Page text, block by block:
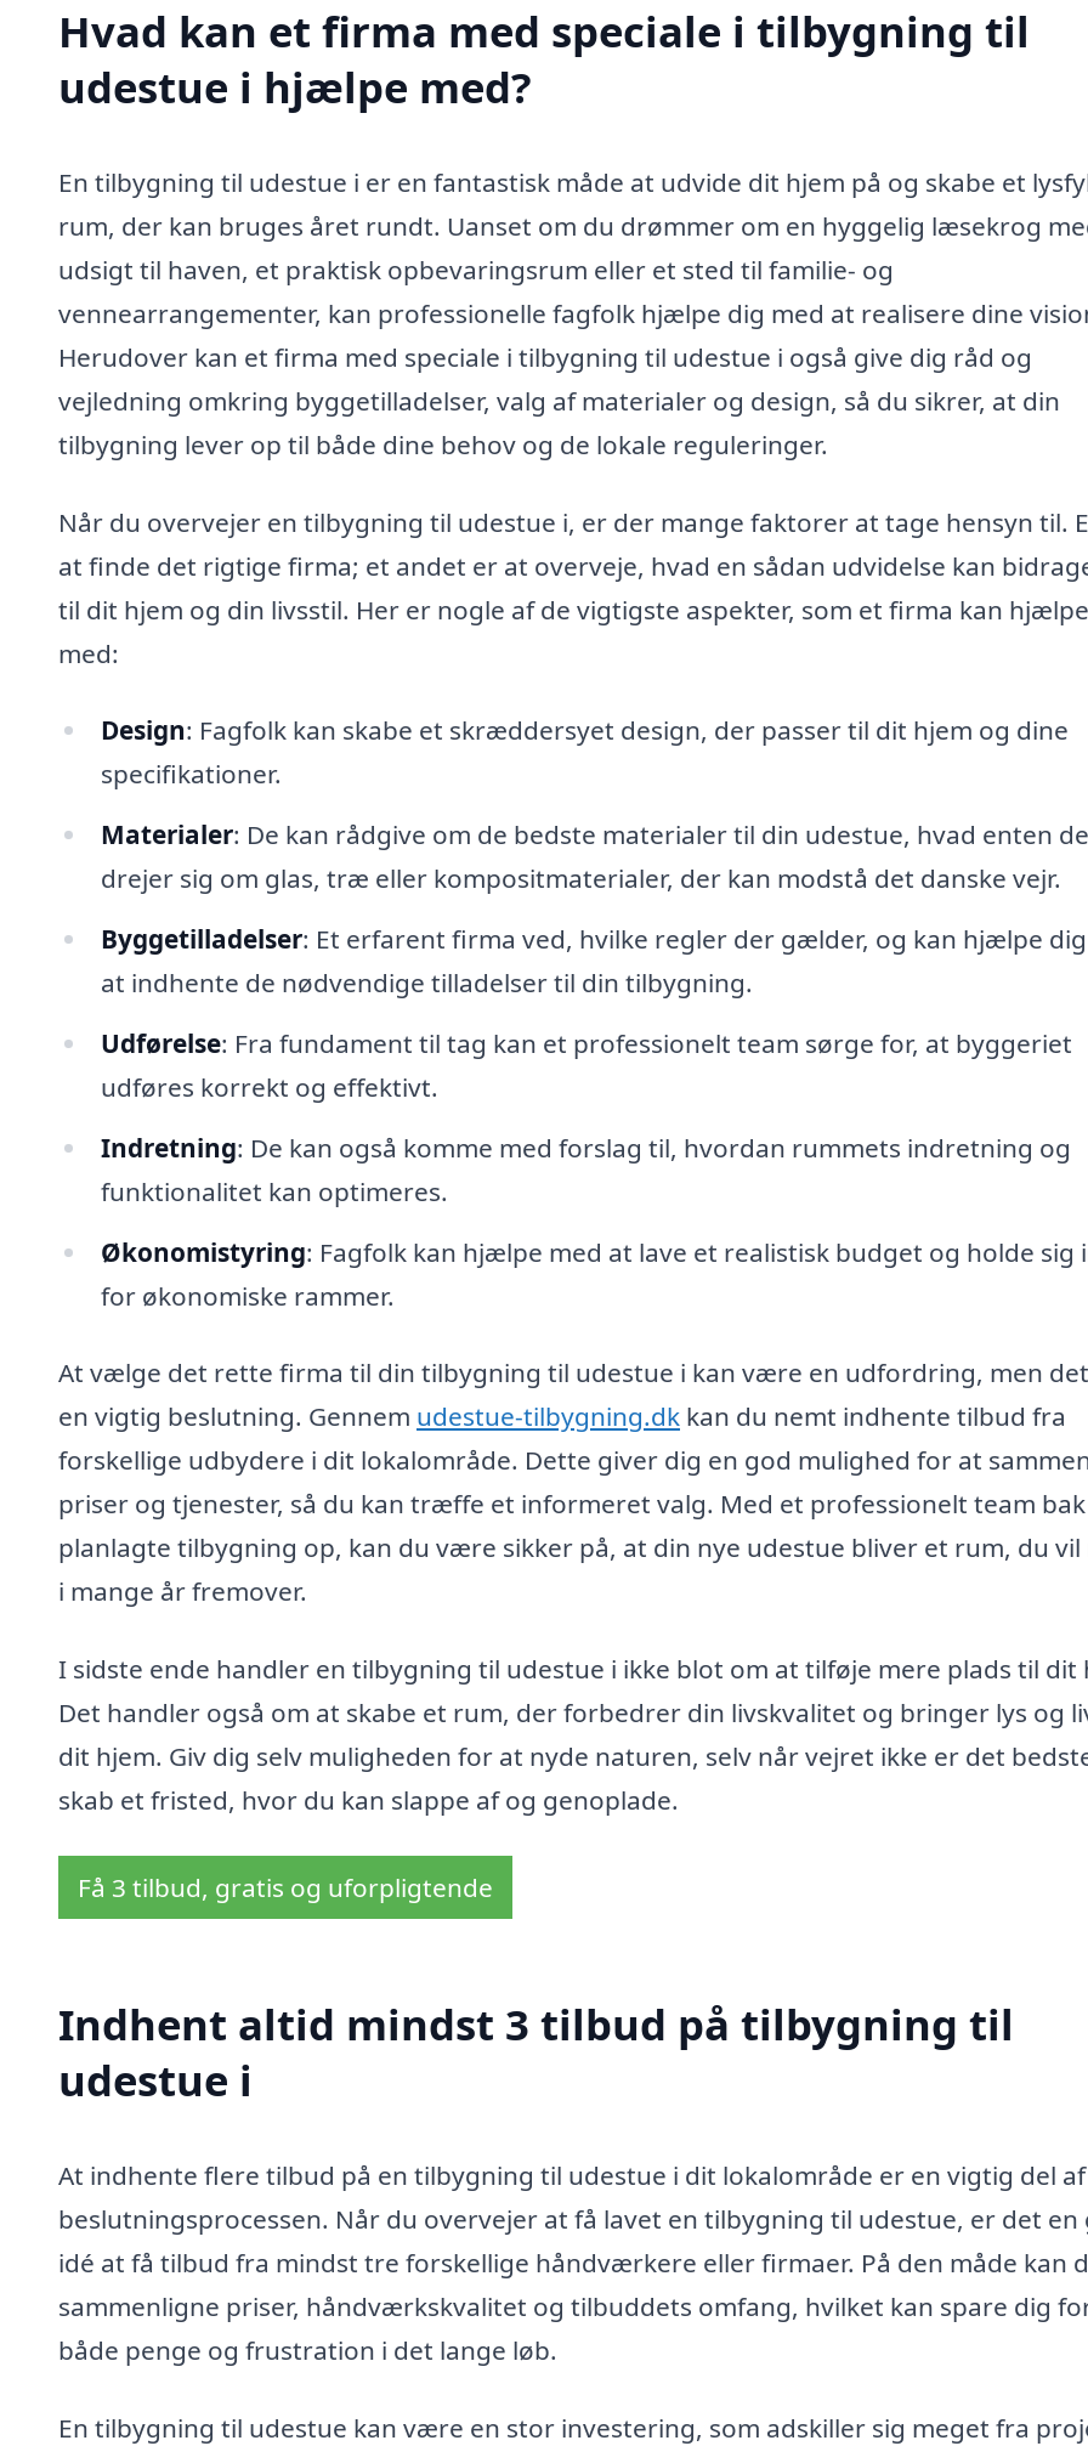
Hvad kan et firma med speciale i tilbygning til
udestue i hjælpe med?
En tilbygning til udestue i er en fantastisk måde at udvide dit hjem på og skabe et
rum, der kan bruges året rundt. Uanset om du drømmer om en hyggelig læsekrog
udsigt til haven, et praktisk opbevaringsrum eller et sted til familie- og
vennearrangementer, kan professionelle fagfolk hjælpe dig med at realisere dine
Herudover kan et firma med speciale i tilbygning til udestue i også give dig råd og
vejledning omkring byggetilladelser, valg af materialer og design, så du sikrer, at din
tilbygning lever op til både dine behov og de lokale reguleringer.
Når du overvejer en tilbygning til udestue i, er der mange faktorer at tage hensyn til.
at finde det rigtige firma; et andet er at overveje, hvad en sådan udvidelse kan
til dit hjem og din livsstil. Her er nogle af de vigtigste aspekter, som et firma kan hjælpe
med:
Design: Fagfolk kan skabe et skræddersyet design, der passer til dit hjem og dine
specifikationer.
Materialer: De kan rådgive om de bedste materialer til din udestue, hvad enten
drejer sig om glas, træ eller kompositmaterialer, der kan modstå det danske vejr.
Byggetilladelser: Et erfarent firma ved, hvilke regler der gælder, og kan hjælpe
at indhente de nødvendige tilladelser til din tilbygning.
Udførelse: Fra fundament til tag kan et professionelt team sørge for, at byggeriet
udføres korrekt og effektivt.
Indretning: De kan også komme med forslag til, hvordan rummets indretning og
funktionalitet kan optimeres.
Økonomistyring: Fagfolk kan hjælpe med at lave et realistisk budget og holde sig
for økonomiske rammer.
At vælge det rette firma til din tilbygning til udestue i kan være en udfordring, men
en vigtig beslutning. Gennem udestue-tilbygning.dk kan du nemt indhente tilbud fra
forskellige udbydere i dit lokalområde. Dette giver dig en god mulighed for at
priser og tjenester, så du kan træffe et informeret valg. Med et professionelt team
planlagte tilbygning op, kan du være sikker på, at din nye udestue bliver et rum, du vil
i mange år fremover.
I sidste ende handler en tilbygning til udestue i ikke blot om at tilføje mere plads til dit
Det handler også om at skabe et rum, der forbedrer din livskvalitet og bringer lys og
dit hjem. Giv dig selv muligheden for at nyde naturen, selv når vejret ikke er det
skab et fristed, hvor du kan slappe af og genoplade.
Få 3 tilbud, gratis og uforpligtende
Indhent altid mindst 3 tilbud på tilbygning til
udestue i
At indhente flere tilbud på en tilbygning til udestue i dit lokalområde er en vigtig del af
beslutningsprocessen. Når du overvejer at få lavet en tilbygning til udestue, er det en
idé at få tilbud fra mindst tre forskellige håndværkere eller firmaer. På den måde kan
sammenligne priser, håndværkskvalitet og tilbuddets omfang, hvilket kan spare dig
både penge og frustration i det lange løb.
En tilbygning til udestue kan være en stor investering, som adskiller sig meget fra